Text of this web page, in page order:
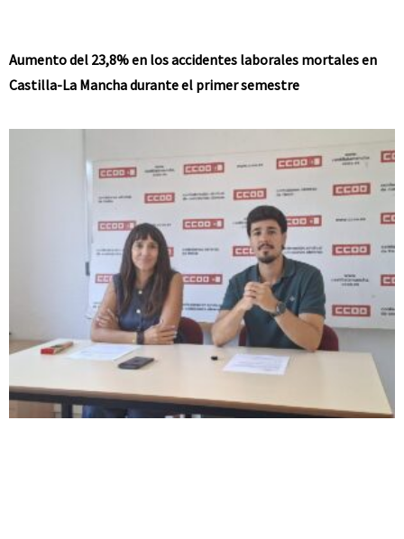
Aumento del 23,8% en los accidentes laborales mortales en
Castilla-La Mancha durante el primer semestre